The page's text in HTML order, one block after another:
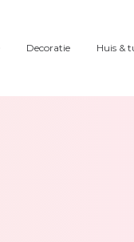
Decoratie Huis &